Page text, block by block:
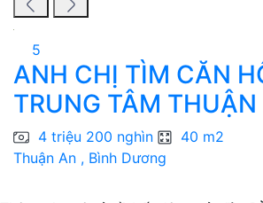
5
ANH CHỊ TÌM CĂN
TRUNG TÂM
4 triệu 200 nghìn
40 m2
Thuận An , Bình Dương